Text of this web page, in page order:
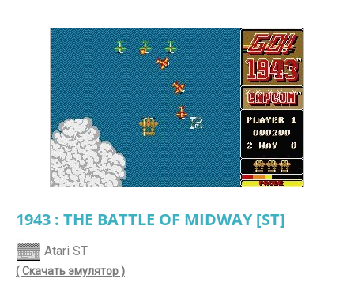
1943 : THE BATTLE OF MIDWAY [ST]
Atari ST
( Скачать эмулятор )